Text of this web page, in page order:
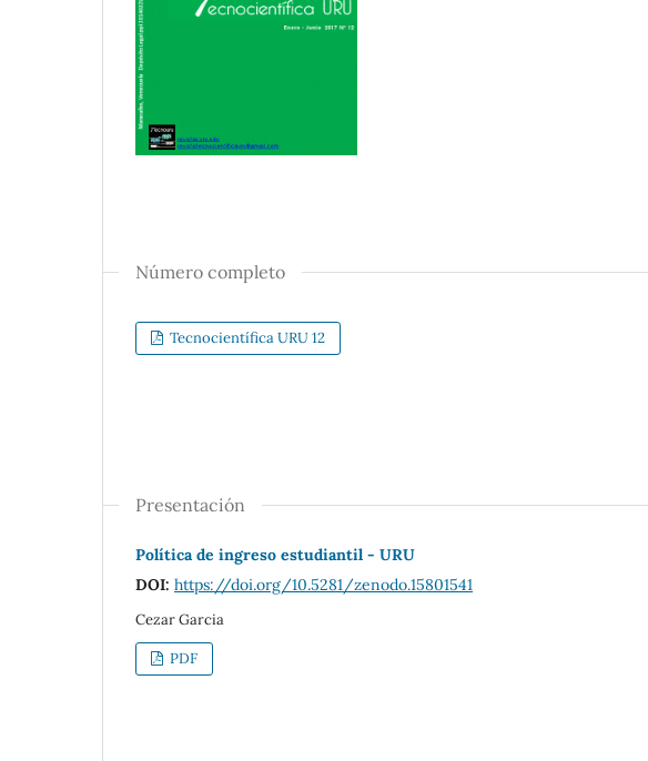
Número completo
Tecnocientífica URU 12
Presentación
Política de ingreso estudiantil - URU
DOI: https://doi.org/10.5281/zenodo.15801541
Cezar Garcia
PDF